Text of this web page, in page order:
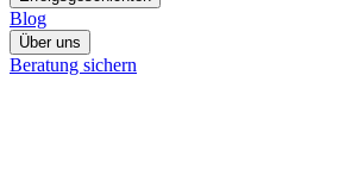
Blog
Über uns
Beratung sichern